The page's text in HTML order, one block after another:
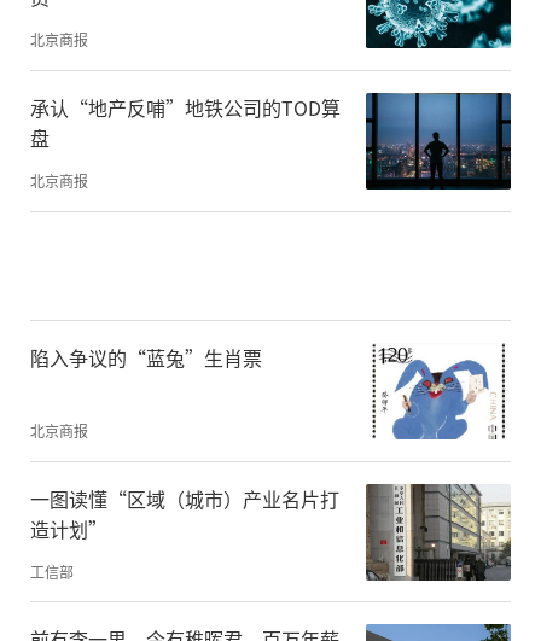
北京商报
承认“地产反哺”地铁公司的TOD算
盘
北京商报
陷入争议的“蓝兔”生肖票
北京商报
一图读懂“区域（城市）产业名片打
造计划”
工信部